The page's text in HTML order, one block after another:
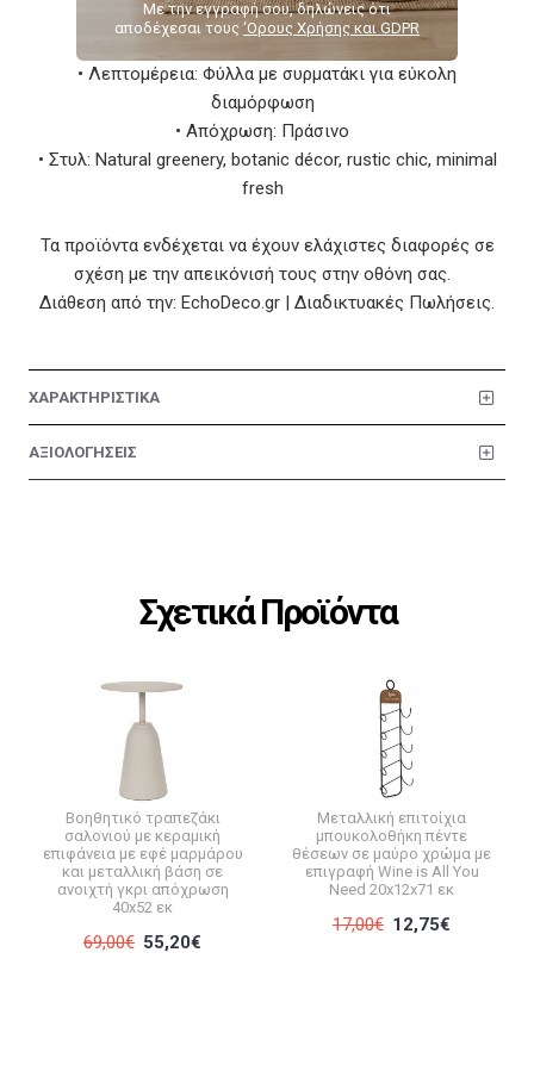
• Διαστάσεις: 50x190 εκ.
• Υλικό: Συνθετικό υψηλής ποιότητας
• Λεπτομέρεια: Φύλλα με συρματάκι για εύκολη
διαμόρφωση
• Απόχρωση: Πράσινο
• Στυλ: Natural greenery, botanic décor, rustic chic, minimal
fresh
Τα προϊόντα ενδέχεται να έχουν ελάχιστες διαφορές σε
σχέση με την απεικόνισή τους στην οθόνη σας.
Διάθεση από την: EchoDeco.gr | Διαδικτυακές Πωλήσεις.
ΧΑΡΑΚΤΗΡΙΣΤΙΚΑ
ΑΞΙΟΛΟΓΗΣΕΙΣ
Σχετικά Προϊόντα
Βοηθητικό τραπεζάκι
σαλονιού με κεραμική
επιφάνεια με εφέ μαρμάρου
και μεταλλική βάση σε
ανοιχτή γκρι απόχρωση
40x52 εκ
69,00€ 55,20€
Μεταλλική επιτοίχια
μπουκολοθήκη πέντε
θέσεων σε μαύρο χρώμα με
επιγραφή Wine is All You
Need 20x12x71 εκ
17,00€ 12,75€
Με την εγγραφή σου, δηλώνεις ότι
αποδέχεσαι τους ‘Ορους Χρήσης και GDPR